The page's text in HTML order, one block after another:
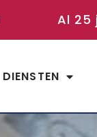
Al 25
DIENSTEN